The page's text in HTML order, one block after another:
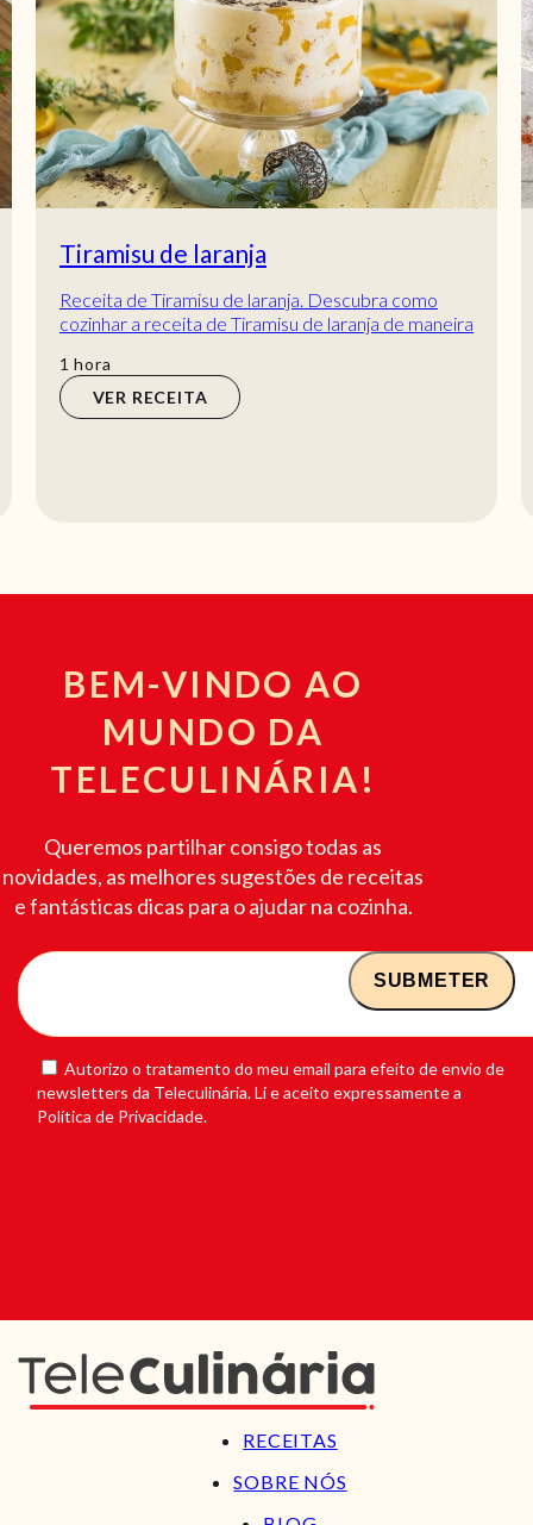
Tiramisu de laranja
Receita de Tiramisu de laranja. Descubra como
cozinhar a receita de Tiramisu de laranja de maneira
1 hora
hora
VER RECEITA
BEM-VINDO AO
MUNDO DA
TELECULINÁRIA!
Queremos partilhar consigo todas as
novidades, as melhores sugestões de receitas
e fantásticas dicas para o ajudar na cozinha.
Autorizo o tratamento do meu email para efeito de envio de
newsletters da Teleculinária. Li e aceito expressamente a
Política de Privacidade.
RECEITAS
SOBRE NÓS